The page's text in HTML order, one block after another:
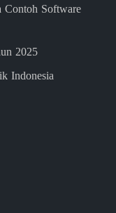
Contoh Software
2025
Indonesia